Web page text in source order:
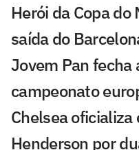
Herói da Copa
saída do
Jovem Pan
campeonato
Chelsea
Henderson por